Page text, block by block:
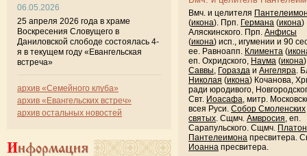
06.05.2026
25 апреля 2026 года в храме
Воскресения Словущего в
Даниловской слободе состоялась 4-
я в текущем году «Евангельская
встреча»
архив «Семейного клуба»
архив «Евангельских встреч»
архив остальных новостей
Информация
Вмч. и целителя
(икона). Прп. Германа (икона)
Аляскинского. Прп. Анфисы
(икона) исп., игумении и 90
ее. Равноапп. Климента (
еп. Охридского, Наума (икона
Саввы, Горазда и Ангеляра.
Николая (икона) Кочанова,
ради юродивого,
Свт. Иоасафа, митр.
всея Руси. Собор Смоленских
святых. Сщмч. Амвросия, еп.
Сарапульского. Сщмч.
Пантелеимона пресвитера.
Иоанна пресвитера.